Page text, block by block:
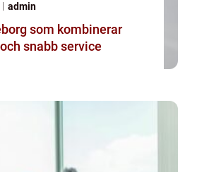
admin
som kombinerar
snabb service